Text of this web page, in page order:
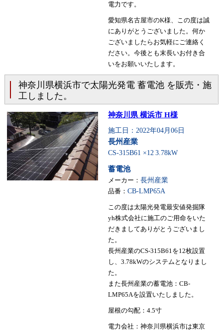
電力です。
愛知県名古屋市のK様、この度は誠
にありがとうございました。何か
ございましたらお気軽にご連絡く
ださい。今後とも末長いお付き合
いをお願いいたします。
神奈川県横浜市で太陽光発電 蓄電池 を販売・施
工しました。
神奈川県 横浜市 H様
施工日：2022年04月06日
長州産業
CS-315B61 ×12 3.78kW
蓄電池
メーカー： 長州産業
品番： CB-LMP65A
この度は太陽光発電最安値発掘隊
yh株式会社に施工のご用命をいた
だきましてありがとうございまし
た。
長州産業のCS-315B61を12枚設置
し、3.78kWのシステムとなりまし
た。
また長州産業の蓄電池：CB-
LMP65Aを設置いたしました。
屋根の勾配：4.5寸
電力会社：神奈川県横浜市は東京